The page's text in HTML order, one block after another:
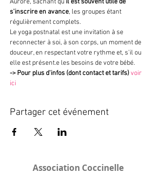
Aurore, sachant qu'il est souvent utile de
s'inscrire en avance, les groupes étant
régulièrement complets.
Le yoga postnatal est une invitation à se
reconnecter à soi, à son corps, un moment de
douceur, en respectant votre rythme et, s'il ou
elle est présent.e les besoins de votre bébé.
-> Pour plus d'infos (dont contact et tarifs)voir
ici
Partager cet événement
Association Coccinelle